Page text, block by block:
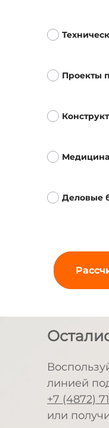
Проекты
Деловые
линией
+7 (4872)
или